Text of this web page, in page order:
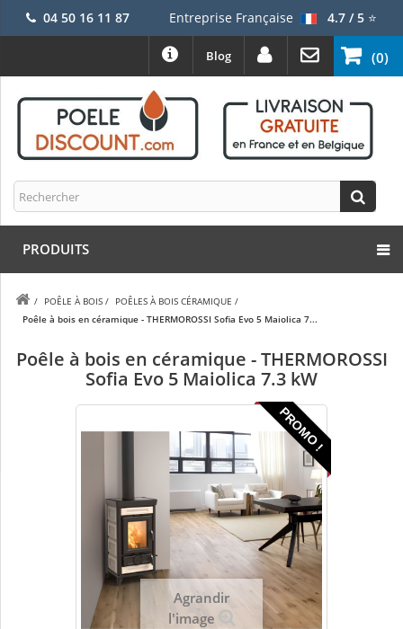
04 50 16 11 87 Entreprise Française 4.7 / 5⭐
(0)
Blog
PRODUITS
/ POÊLE À BOIS / POÊLES À BOIS CÉRAMIQUE /
Poêle à bois en céramique - THERMOROSSI Sofia Evo 5 Maiolica 7...
Poêle à bois en céramique - THERMOROSSI
Sofia Evo 5 Maiolica 7.3 kW
PROMO !
Agrandir
l'image